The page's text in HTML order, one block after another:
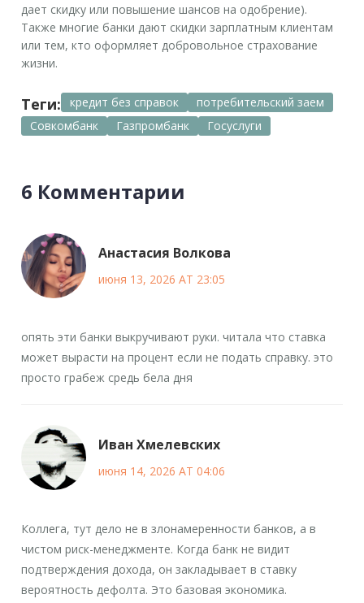
дает скидку или повышение шансов на одобрение).
Также многие банки дают скидки зарплатным клиентам
или тем, кто оформляет добровольное страхование
жизни.
Теги: кредит без справок
потребительский заем
Совкомбанк
Газпромбанк Госуслуги
6 Комментарии
Анастасия Волкова
июня 13, 2026 AT 23:05
опять эти банки выкручивают руки. читала что ставка
может вырасти на процент если не подать справку. это
просто грабеж средь бела дня
Иван Хмелевских
июня 14, 2026 AT 04:06
Коллега, тут дело не в злонамеренности банков, а в
чистом риск-менеджменте. Когда банк не видит
подтверждения дохода, он закладывает в ставку
вероятность дефолта. Это базовая экономика.